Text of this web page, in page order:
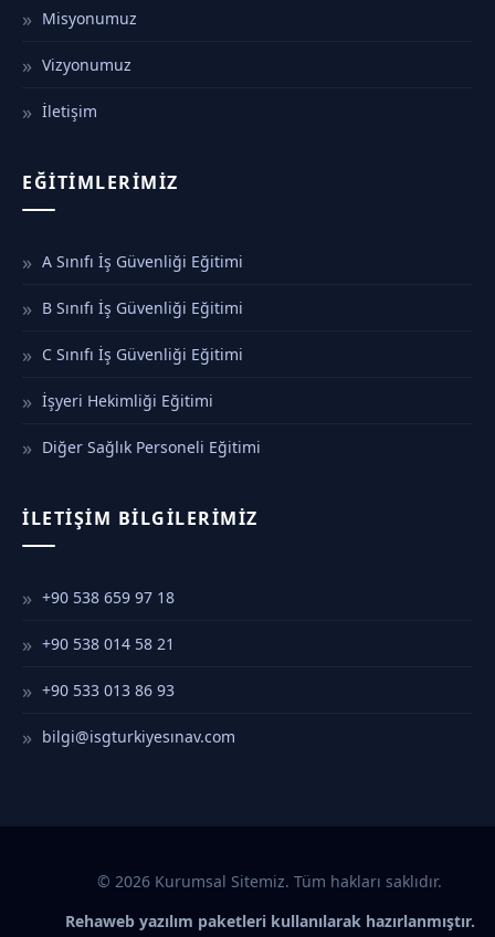
Misyonumuz
Vizyonumuz
İletişim
EĞITIMLERIMIZ
A Sınıfı İş Güvenliği Eğitimi
B Sınıfı İş Güvenliği Eğitimi
C Sınıfı İş Güvenliği Eğitimi
İşyeri Hekimliği Eğitimi
Diğer Sağlık Personeli Eğitimi
İLETIŞIM BILGILERIMIZ
+90 538 659 97 18
+90 538 014 58 21
+90 533 013 86 93
bilgi@isgturkiyesınav.com
© 2026 Kurumsal Sitemiz. Tüm hakları saklıdır.
Rehaweb yazılım paketleri kullanılarak hazırlanmıştır.